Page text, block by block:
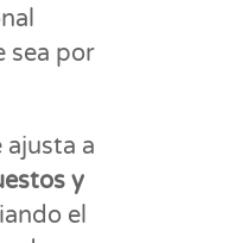
sea por
a
y
el